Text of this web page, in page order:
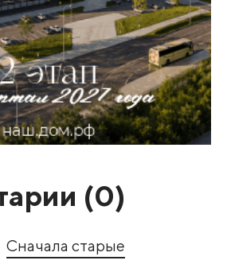
(0)
Сначала старые